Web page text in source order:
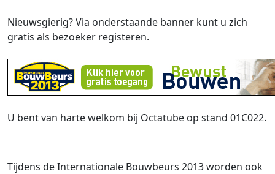
Nieuwsgierig? Via onderstaande banner kunt u zich
gratis als bezoeker registeren.
U bent van harte welkom bij Octatube op stand 01C022.
Tijdens de Internationale Bouwbeurs 2013 worden ook